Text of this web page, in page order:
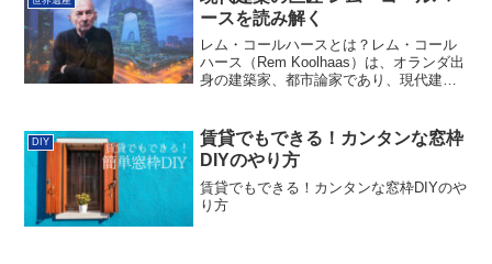
ースを読み解く
レム・コールハースとは？レム・コール
ハース（Rem Koolhaas）は、オランダ出
身の建築家、都市論家であり、現代建築
Metropolitan Arc...
DIY
賃貸でもできる！カンタンな窓枠
DIYのやり方
賃貸でもできる！カンタンな窓枠DIYのや
り方